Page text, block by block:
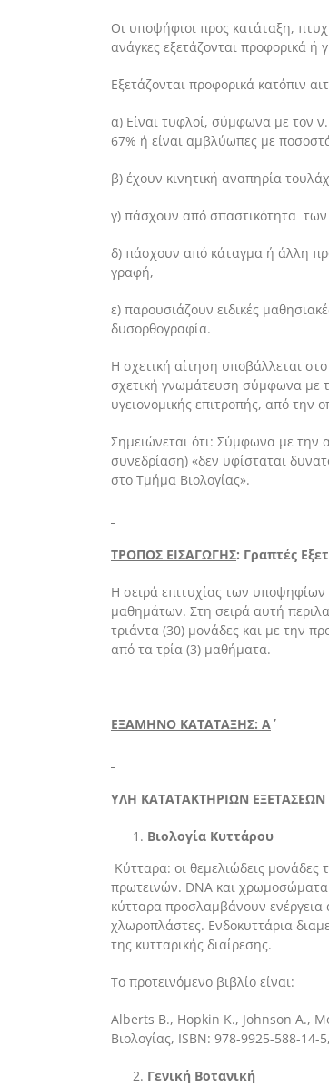
Οι υποψήφιοι προς κατάταξη,
ανάγκες εξετάζονται προφορικά ή
Εξετάζονται προφορικά κατόπιν
α) Είναι τυφλοί, σύμφωνα με τον
67% ή είναι αμβλύωπες με
β) έχουν κινητική αναπηρία
γ) πάσχουν από σπαστικότητα
δ) πάσχουν από κάταγμα ή άλλη
γραφή,
ε) παρουσιάζουν ειδικές
δυσορθογραφία.
Η σχετική αίτηση υποβάλλεται
σχετική γνωμάτευση σύμφωνα με
υγειονομικής επιτροπής, από την
Σημειώνεται ότι: Σύμφωνα με την
συνεδρίαση) «δεν υφίσταται
στο Τμήμα Βιολογίας».
ΤΡΟΠΟΣ ΕΙΣΑΓΩΓΗΣ: Γραπτές
Η σειρά επιτυχίας των
μαθημάτων. Στη σειρά αυτή
τριάντα (30) μονάδες και με την
από τα τρία (3) μαθήματα.
ΕΞΑΜΗΝΟ ΚΑΤΑΤΑΞΗΣ: Α΄
ΥΛΗ ΚΑΤΑΤΑΚΤΗΡΙΩΝ ΕΞΕΤΑΣΕΩΝ
Βιολογία Κυττάρου
Κύτταρα: οι θεμελιώδεις
πρωτεινών. DNA και
κύτταρα προσλαμβάνουν ενέργεια
χλωροπλάστες. Ενδοκυττάρια
της κυτταρικής διαίρεσης.
Το προτεινόμενο βιβλίο είναι:
Alberts Β., Hopkin K., Johnson Α.,
Βιολογίας, ISBN: 978-9925-588-
Γενική Βοτανική